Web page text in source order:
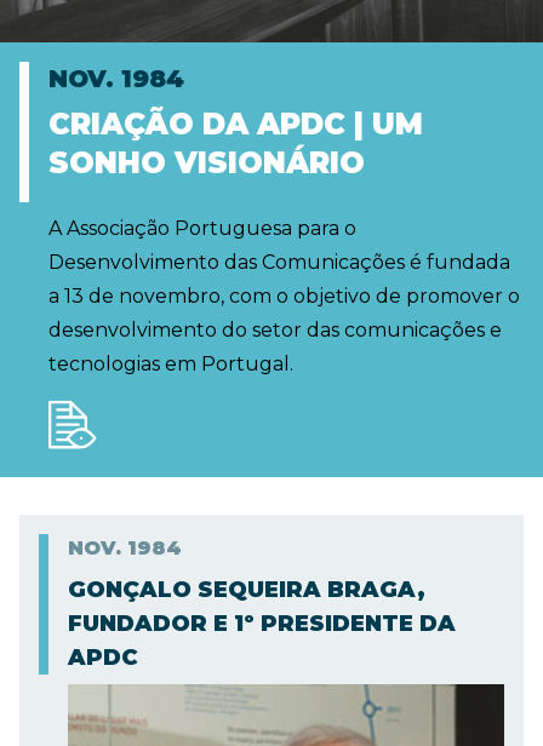
NOV. 1984
CRIAÇÃO DA APDC | UM
SONHO VISIONÁRIO
A Associação Portuguesa para o
Desenvolvimento das Comunicações é fundada
a 13 de novembro, com o objetivo de promover o
desenvolvimento do setor das comunicações e
tecnologias em Portugal.
NOV. 1984
GONÇALO SEQUEIRA BRAGA,
FUNDADOR E 1º PRESIDENTE DA
APDC